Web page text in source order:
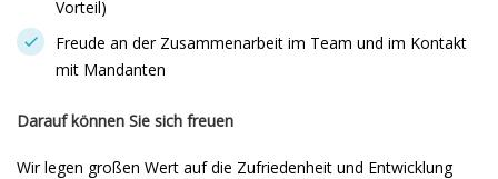
Vorteil)
Freude an der Zusammenarbeit im Team und im Kontakt
mit Mandanten
Darauf können Sie sich freuen
Wir legen großen Wert auf die Zufriedenheit und Entwicklung